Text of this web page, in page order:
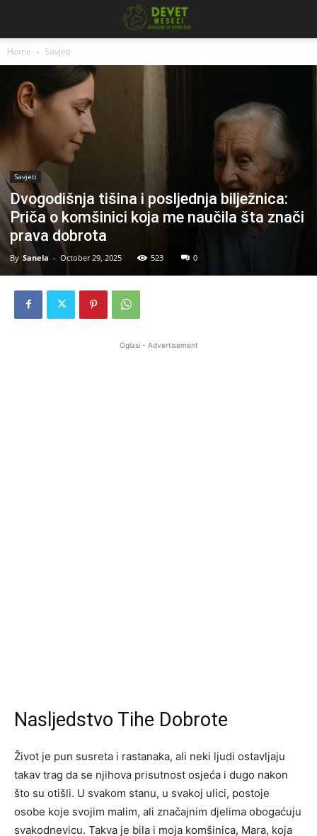
Home Savjeti
Savjeti
Dvogodišnja tišina i posljednja bilježnica:
Priča o komšinici koja me naučila šta znači
prava dobrota
By Sanela - October 29, 2025 523 0
Oglasi - Advertisement
Nasljedstvo Tihe Dobrote
Život je pun susreta i rastanaka, ali neki ljudi ostavljaju
takav trag da se njihova prisutnost osjeća i dugo nakon
što su otišli. U svakom stanu, u svakoj ulici, postoje
osobe koje svojim malim, ali značajnim djelima obogaćuju
svakodnevicu. Takva je bila i moja komšinica, Mara, koja